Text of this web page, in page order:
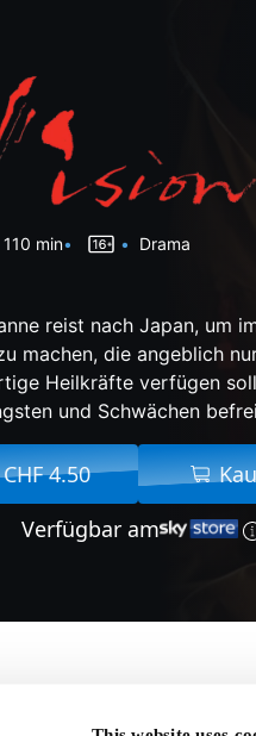
110 min Drama
reist nach Japan, um
machen, die angeblich
Heilkräfte verfügen
und Schwächen
4.50
Verfügbar am